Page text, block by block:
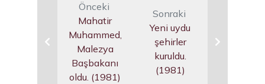
Önceki
Mahatir
Muhammed,
Malezya
Başbakanı
oldu. (1981)
Sonraki
Yeni uydu
şehirler
kuruldu.
(1981)